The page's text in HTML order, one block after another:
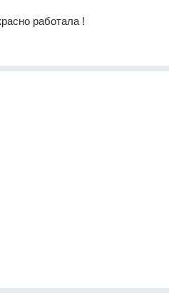
работала !